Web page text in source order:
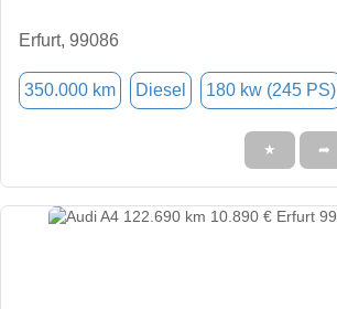
Erfurt, 99086
350.000 km Diesel 180 kw (245 PS)
★ ➦